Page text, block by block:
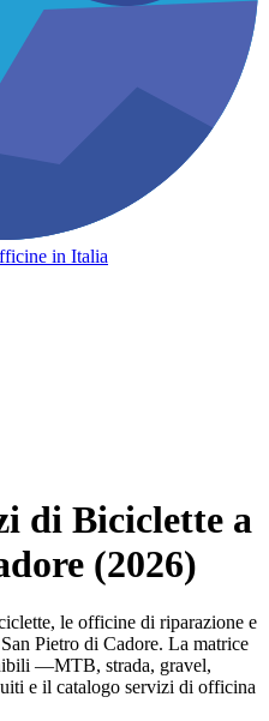
in Italia
di Biciclette a
(2026)
le officine di riparazione e
Pietro di Cadore. La matrice
—MTB, strada, gravel,
e il catalogo servizi di officina